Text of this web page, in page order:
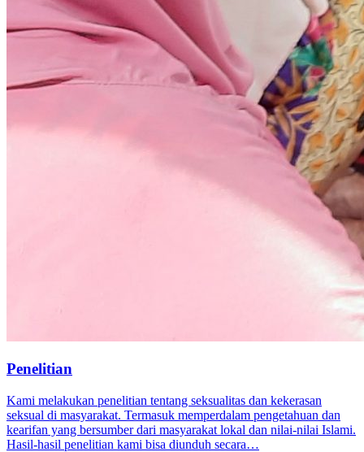
Penelitian
Kami melakukan penelitian tentang seksualitas dan kekerasan
seksual di masyarakat. Termasuk memperdalam pengetahuan dan
kearifan yang bersumber dari masyarakat lokal dan nilai-nilai Islami.
Hasil-hasil penelitian kami bisa diunduh secara…